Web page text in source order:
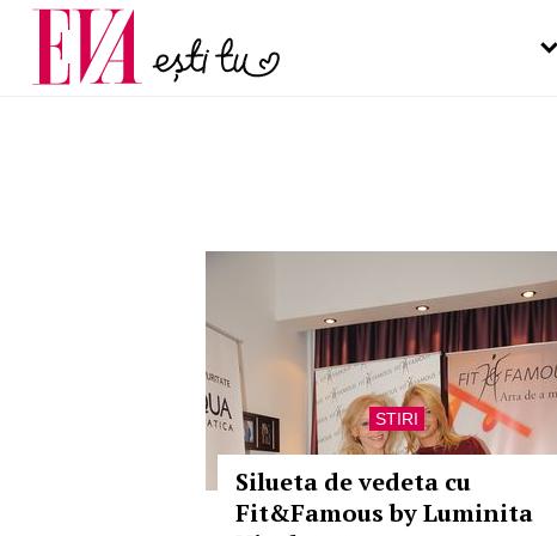
STIRI
Silueta de vedeta cu
Fit&Famous by Luminita
Carieră
Actualitate
pe măsură ce